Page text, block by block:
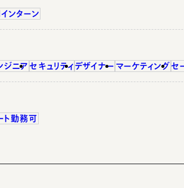
ンターン
ジニア セキュリティ デザイナー マーケティング セ
ト勤務可